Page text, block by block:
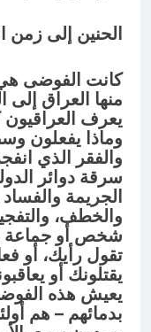
الحنين إلى زمن
كانت الفوضى هي
منها العراق إلى
يعرف
وماذا يفعلون
والفقر الذي
سرقة دوائر
الجريمة والفساد
والخطف،
شخص أو جماعة
تقول رأيك، أو
يقتلونك أو
يعيش هذه
بدمائهم – هم